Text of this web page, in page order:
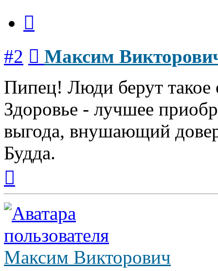
#2
Максим
Пипец! Люди берут такое
Здоровье - лучшее
выгода, внушающий
Будда.
началу
Максим Викторович